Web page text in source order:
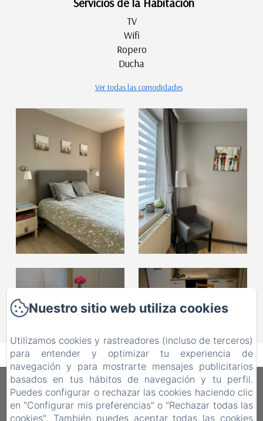
TV
Wifi
Ropero
Ducha
Ver todas las comodidades
Les Petits Nids De Nina
Nuestro sitio web utiliza cookies
Utilizamos cookies y rastreadores (incluso de terceros)
para entender y optimizar tu experiencia de
navegación y para mostrarte mensajes publicitarios
basados en tus hábitos de navegación y tu perfil.
Puedes configurar o rechazar las cookies haciendo clic
en "Configurar mis preferencias" o "Rechazar todas las
cookies". También puedes aceptar todas las cookies